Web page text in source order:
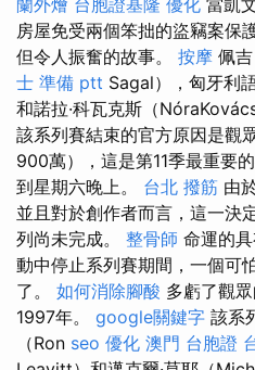
蘭外燴 台胞證基隆 優化 當凱
房屋免受兩個笨拙的盜竊案保
但令人振奮的故事。 按摩 佩
士 準備 ptt Sagal），匈牙利
和諾拉·科瓦克斯（
該系列賽結束的官方原因是觀
900萬），這是第11季最重要
到星期六晚上。 台北 撥筋 由
並且對於創作者而言，這一決
列尚未完成。 整骨師 命運的
動中停止系列賽期間，一個可
了。 如何消除腳酸 多虧了觀
1997年。 google關鍵字 該系
（Ron seo 優化 澳門 台胞證